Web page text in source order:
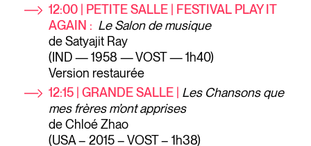
12:00 | PETITE SALLE | FESTIVAL PLAY IT
AGAIN : Le Salon de musique
de Satyajit Ray
(IND — 1958 — VOST — 1h40)
Version restaurée
12:15 | GRANDE SALLE | Les Chansons que
mes frères m’ont apprises
de Chloé Zhao
(USA – 2015 – VOST – 1h38)